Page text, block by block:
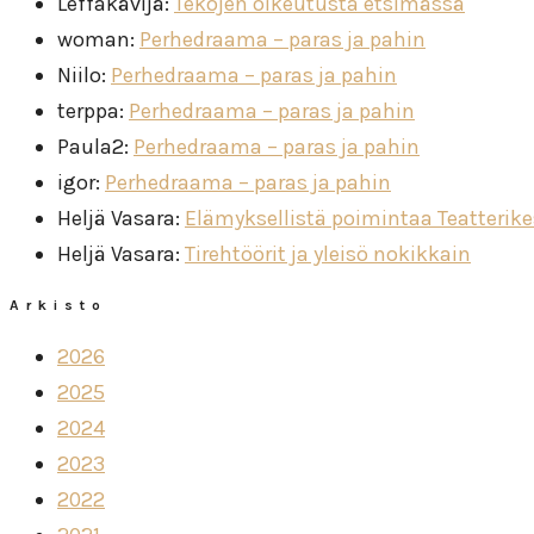
woman: Perhedraama – paras ja pahin
Niilo: Perhedraama – paras ja pahin
terppa: Perhedraama – paras ja pahin
Paula2: Perhedraama – paras ja pahin
igor: Perhedraama – paras ja pahin
Heljä Vasara: Elämyksellistä poimintaa
Heljä Vasara: Tirehtöörit ja yleisö nokikkain
Arkisto
2026
2025
2024
2023
2022